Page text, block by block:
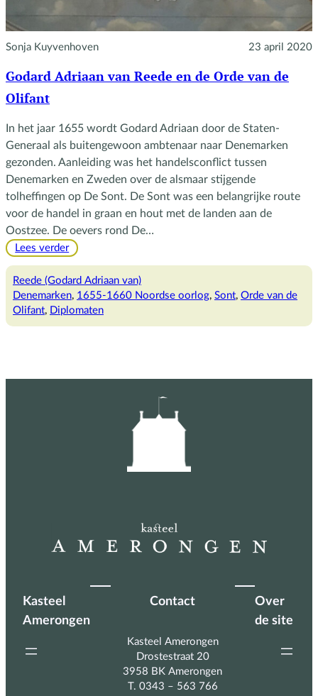
Sonja Kuyvenhoven 23 april 2020
Godard Adriaan van Reede en de Orde van de
Olifant
In het jaar 1655 wordt Godard Adriaan door de Staten-
Generaal als buitengewoon ambtenaar naar Denemarken
gezonden. Aanleiding was het handelsconflict tussen
Denemarken en Zweden over de alsmaar stijgende
tolheffingen op De Sont. De Sont was een belangrijke route
voor de handel in graan en hout met de landen aan de
Oostzee. De oevers rond De…
Lees verder:
Adriaan
van
Reede
de
Reede (Godard Adriaan van)
Denemarken, 1655-1660 Noordse oorlog, Sont, Orde van de
Olifant, Diplomaten
Kasteel
Amerongen
Contact
Kasteel Amerongen
Drostestraat 20
3958 BK Amerongen
T. 0343 – 563 766
Over
de site